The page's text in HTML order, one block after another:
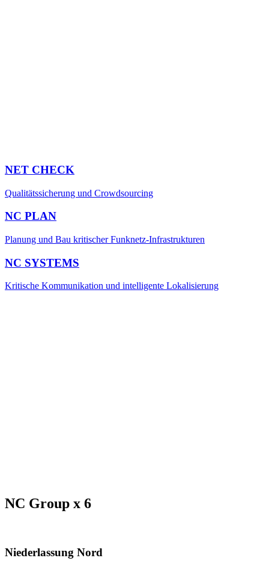
NET CHECK
Qualitäts­sicherung und Crowd­sourcing
NC PLAN
Planung und Bau kritischer Funknetz-Infrastrukturen
NC SYSTEMS
Kritische Komm­unikation und intelligente Lokal­isierung
NC Group x 6
Niederlassung Nord​